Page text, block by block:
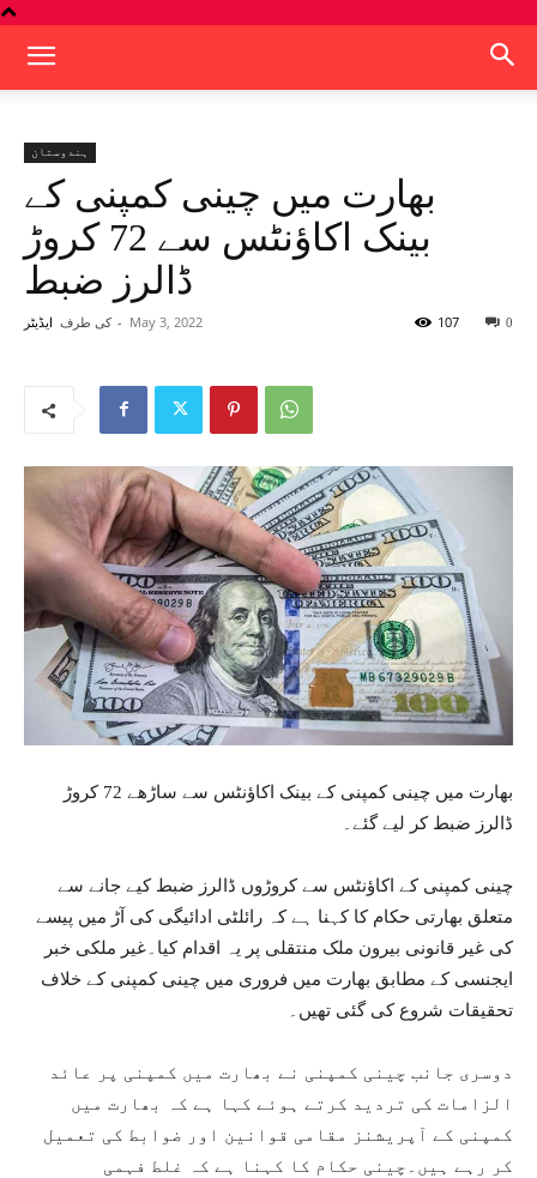
ہندوستان
بھارت میں چینی کمپنی کے
بینک اکاؤنٹس سے 72 کروڑ
ڈالرز ضبط
کی طرف ایڈیٹر - May 3, 2022 0
107
بھارت میں چینی کمپنی کے بینک اکاؤنٹس سے ساڑھے 72 کروڑ
ڈالرز ضبط کر لیے گئے۔
چینی کمپنی کے اکاؤنٹس سے کروڑوں ڈالرز ضبط کیے جانے سے
متعلق بھارتی حکام کا کہنا ہے کہ رائلٹی ادائیگی کی آڑ میں پیسے
کی غیر قانونی بیرون ملک منتقلی پر یہ اقدام کیا۔غیر ملکی خبر
ایجنسی کے مطابق بھارت میں فروری میں چینی کمپنی کے خلاف
تحقیقات شروع کی گئی تھیں۔
دوسری جانب چینی کمپنی نے بھارت میں کمپنی پر عائد
الزامات کی تردید کرتے ہوئے کہا ہے کہ بھارت میں
کمپنی کے آپریشنز مقامی قوانین اور ضوابط کی تعمیل
کر رہے ہیں۔چینی حکام کا کہنا ہے کہ غلط فہمی